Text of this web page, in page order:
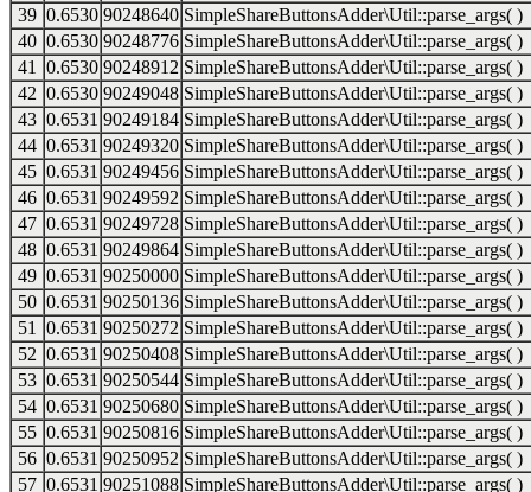
39 0.6530 90248640 SimpleShareButtonsAdder\Util::parse_args( )
40 0.6530 90248776 SimpleShareButtonsAdder\Util::parse_args( )
41
0.6530 90248912 SimpleShareButtonsAdder\Util::parse_args( )
42 0.6530 90249048 SimpleShareButtonsAdder\Util::parse_args( )
43 0.6531 90249184 SimpleShareButtonsAdder\Util::parse_args( )
44 0.6531 90249320 SimpleShareButtonsAdder\Util::parse_args( )
45 0.6531 90249456 SimpleShareButtonsAdder\Util::parse_args( )
46 0.6531 90249592 SimpleShareButtonsAdder\Util::parse_args( )
47 0.6531 90249728 SimpleShareButtonsAdder\Util::parse_args( )
48 0.6531 90249864 SimpleShareButtonsAdder\Util::parse_args( )
49 0.6531 90250000 SimpleShareButtonsAdder\Util::parse_args( )
50 0.6531 90250136 SimpleShareButtonsAdder\Util::parse_args( )
51
0.6531 90250272 SimpleShareButtonsAdder\Util::parse_args( )
52 0.6531 90250408 SimpleShareButtonsAdder\Util::parse_args( )
53 0.6531 90250544 SimpleShareButtonsAdder\Util::parse_args( )
54 0.6531 90250680 SimpleShareButtonsAdder\Util::parse_args( )
55 0.6531 90250816 SimpleShareButtonsAdder\Util::parse_args( )
56 0.6531 90250952 SimpleShareButtonsAdder\Util::parse_args( )
57 0.6531 90251088 SimpleShareButtonsAdder\Util::parse_args( )